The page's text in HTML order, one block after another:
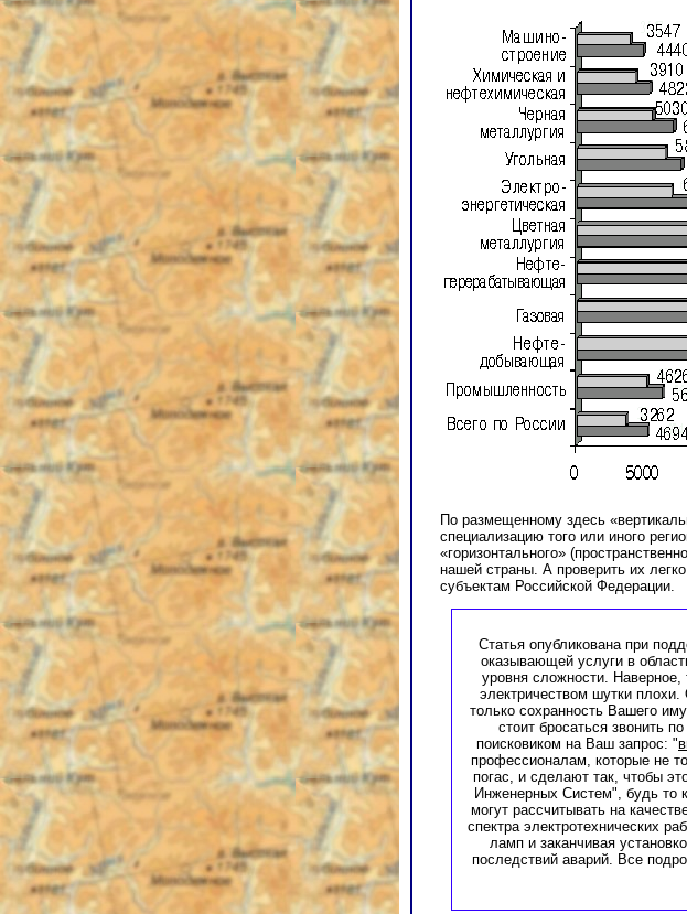
По размещенному здесь
специализацию того или иного
«горизонтального»
нашей страны. А проверить их
субъектам Российской Федерации.
Статья опубликована при
оказывающей услуги в
уровня сложности. Наверное,
электричеством шутки плохи.
только сохранность Вашего
стоит бросаться звонить
поисковиком на Ваш запрос: "
профессионалам, которые не
погас, и сделают так, чтобы
Инженерных Систем", будь то
могут рассчитывать на
спектра электротехнических
ламп и заканчивая
последствий аварий. Все